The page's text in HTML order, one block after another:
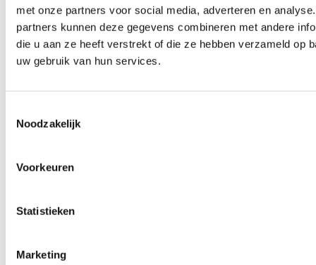
met onze partners voor social media, adverteren en
partners kunnen deze gegevens combineren met andere
die u aan ze heeft verstrekt of die ze hebben verzameld op
uw gebruik van hun services.
Noodzakelijk
Voorkeuren
Statistieken
Marketing
Aguilar SL115 - 8 Ohm
€1,535.50
In stock